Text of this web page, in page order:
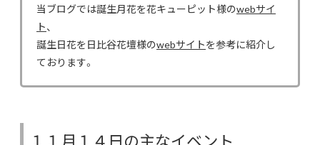
当ブログでは誕生月花を花キューピット様のwebサイ
ト、
誕生日花を日比谷花壇様のwebサイトを参考に紹介し
ております。
１１月１４日の主なイベント